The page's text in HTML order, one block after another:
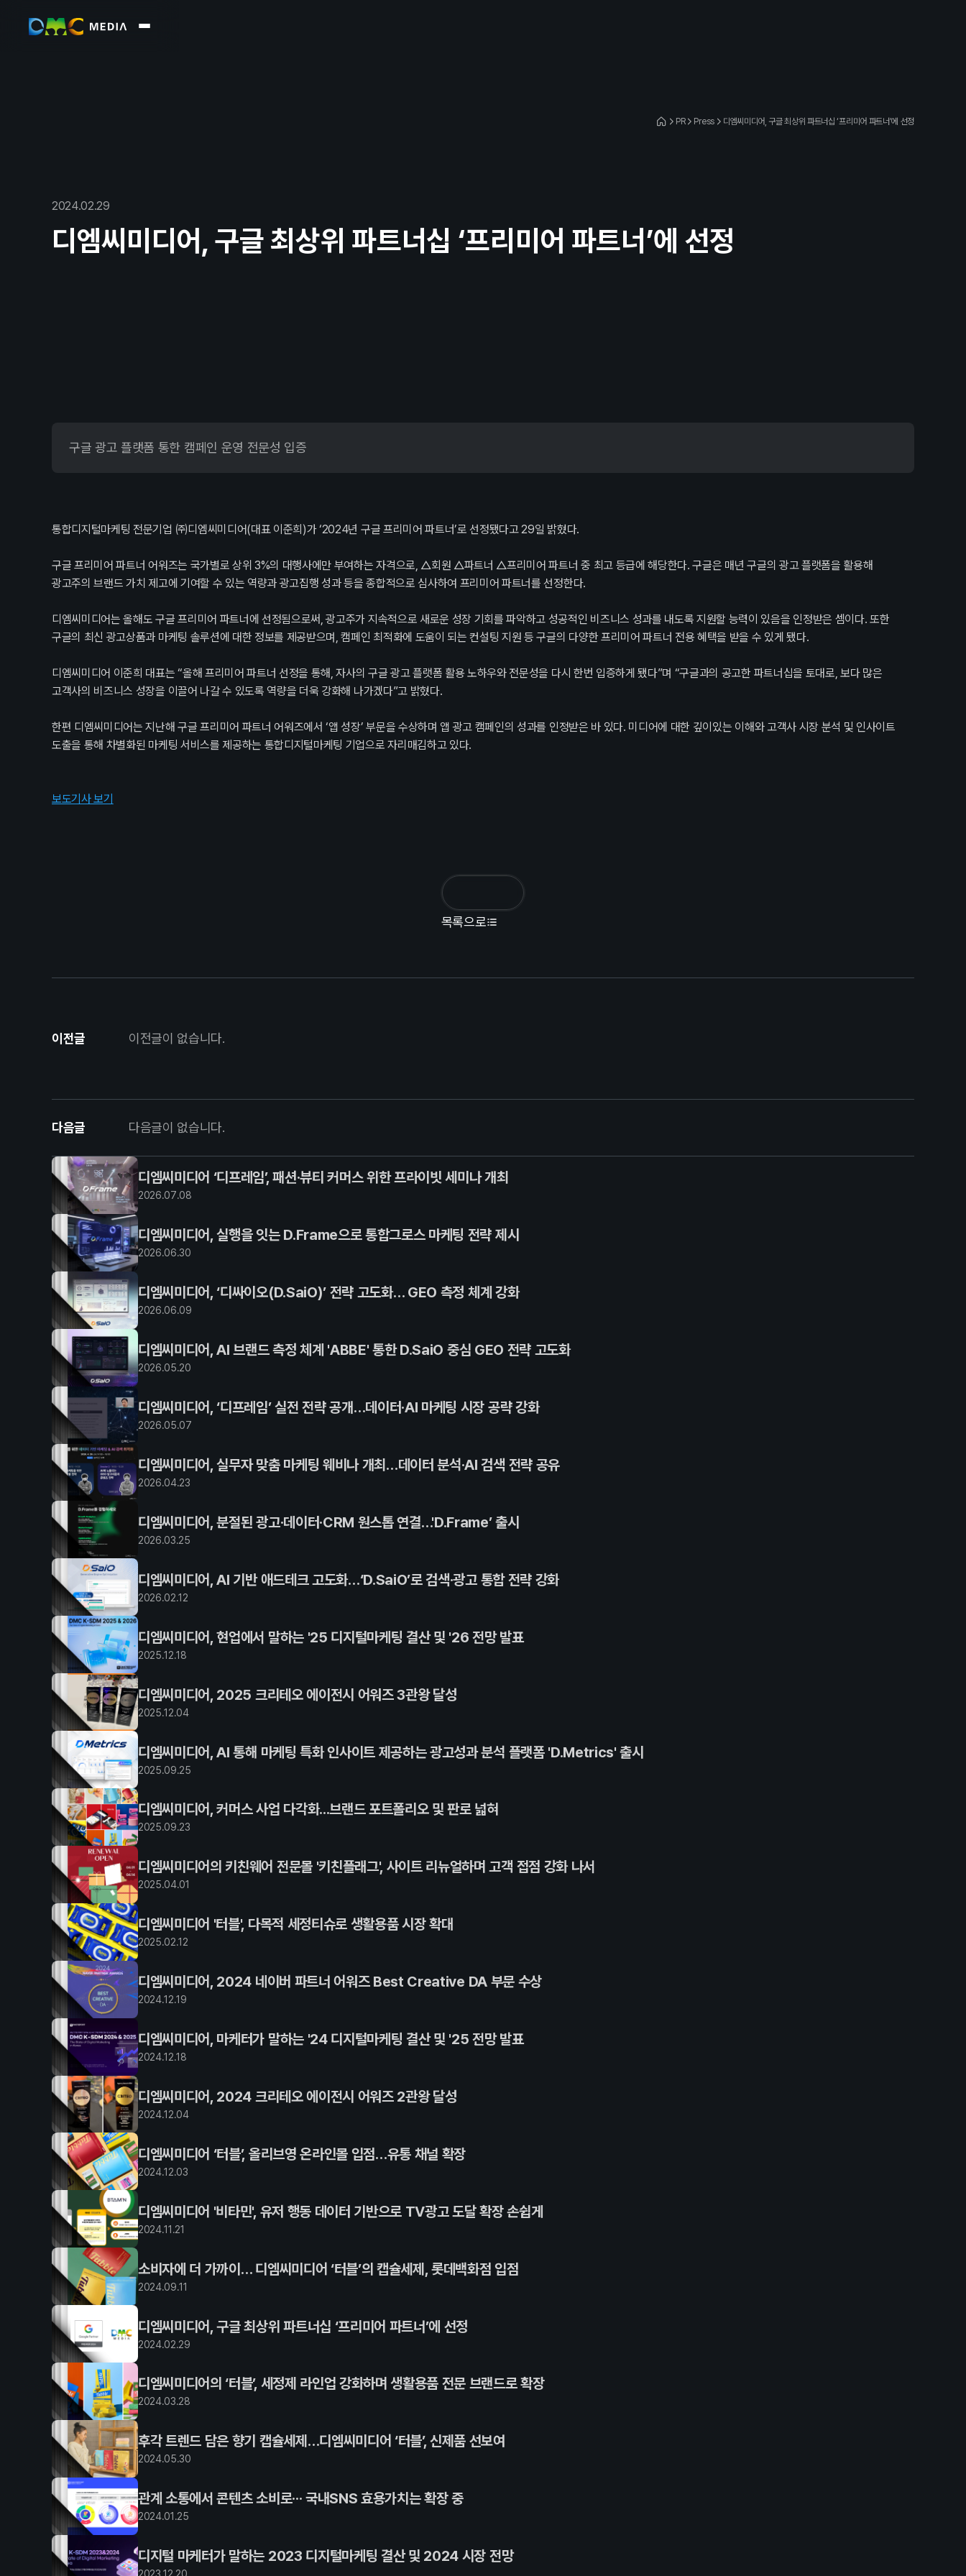
Business Marketing Data Commerce Platform / Solution
Contact 문의하기
PR Press 디엠씨미디어, 구글 최상위 파트너십 ‘프리미어 파트너’에 선정
2024.02.29
디엠씨미디어, 구글 최상위 파트너십 ‘프리미어 파트너’에 선정
구글 광고 플랫폼 통한 캠페인 운영 전문성 입증
통합디지털마케팅 전문기업 ㈜디엠씨미디어(대표 이준희)가 ‘2024년 구글 프리미어 파트너’로 선정됐다고 29일 밝혔다.
구글 프리미어 파트너 어워즈는 국가별로 상위 3%의 대행사에만 부여하는 자격으로, △회원 △파트너 △프리미어 파트너 중 최고 등급에 해당한다. 구글은 매년 구글의 광고 플랫폼을 활용해
광고주의 브랜드 가치 제고에 기여할 수 있는 역량과 광고집행 성과 등을 종합적으로 심사하여 프리미어 파트너를 선정한다.
디엠씨미디어는 올해도 구글 프리미어 파트너에 선정됨으로써, 광고주가 지속적으로 새로운 성장 기회를 파악하고 성공적인 비즈니스 성과를 내도록 지원할 능력이 있음을 인정받은 셈이다. 또한
구글의 최신 광고상품과 마케팅 솔루션에 대한 정보를 제공받으며, 캠페인 최적화에 도움이 되는 컨설팅 지원 등 구글의 다양한 프리미어 파트너 전용 혜택을 받을 수 있게 됐다.
디엠씨미디어 이준희 대표는 “올해 프리미어 파트너 선정을 통해, 자사의 구글 광고 플랫폼 활용 노하우와 전문성을 다시 한번 입증하게 됐다”며 “구글과의 공고한 파트너십을 토대로, 보다 많은
고객사의 비즈니스 성장을 이끌어 나갈 수 있도록 역량을 더욱 강화해 나가겠다”고 밝혔다.
한편 디엠씨미디어는 지난해 구글 프리미어 파트너 어워즈에서 ‘앱 성장’ 부문을 수상하며 앱 광고 캠페인의 성과를 인정받은 바 있다. 미디어에 대한 깊이있는 이해와 고객사 시장 분석 및 인사이트
도출을 통해 차별화된 마케팅 서비스를 제공하는 통합디지털마케팅 기업으로 자리매김하고 있다.
보도기사 보기
목록으로
이전글 이전글이 없습니다.
다음글 다음글이 없습니다.
디엠씨미디어 ‘디프레임’, 패션·뷰티 커머스 위한 프라이빗 세미나 개최
2026.07.08
디엠씨미디어, 실행을 잇는 D.Frame으로 통합그로스 마케팅 전략 제시
2026.06.30
디엠씨미디어, ‘디싸이오(D.SaiO)’ 전략 고도화… GEO 측정 체계 강화
2026.06.09
디엠씨미디어, AI 브랜드 측정 체계 'ABBE' 통한 D.SaiO 중심 GEO 전략 고도화
2026.05.20
디엠씨미디어, ‘디프레임’ 실전 전략 공개…데이터·AI 마케팅 시장 공략 강화
2026.05.07
디엠씨미디어, 실무자 맞춤 마케팅 웨비나 개최…데이터 분석·AI 검색 전략 공유
2026.04.23
디엠씨미디어, 분절된 광고·데이터·CRM 원스톱 연결…'D.Frame’ 출시
2026.03.25
디엠씨미디어, AI 기반 애드테크 고도화…‘D.SaiO’로 검색·광고 통합 전략 강화
2026.02.12
디엠씨미디어, 현업에서 말하는 '25 디지털마케팅 결산 및 '26 전망 발표
2025.12.18
디엠씨미디어, 2025 크리테오 에이전시 어워즈 3관왕 달성
2025.12.04
디엠씨미디어, AI 통해 마케팅 특화 인사이트 제공하는 광고성과 분석 플랫폼 'D.Metrics' 출시
2025.09.25
디엠씨미디어, 커머스 사업 다각화...브랜드 포트폴리오 및 판로 넓혀
2025.09.23
디엠씨미디어의 키친웨어 전문몰 '키친플래그', 사이트 리뉴얼하며 고객 접점 강화 나서
2025.04.01
디엠씨미디어 '터블', 다목적 세정티슈로 생활용품 시장 확대
2025.02.12
디엠씨미디어, 2024 네이버 파트너 어워즈 Best Creative DA 부문 수상
2024.12.19
디엠씨미디어, 마케터가 말하는 '24 디지털마케팅 결산 및 '25 전망 발표
2024.12.18
디엠씨미디어, 2024 크리테오 에이전시 어워즈 2관왕 달성
2024.12.04
디엠씨미디어 ‘터블’, 올리브영 온라인몰 입점…유통 채널 확장
2024.12.03
디엠씨미디어 '비타민', 유저 행동 데이터 기반으로 TV광고 도달 확장 손쉽게
2024.11 .21
소비자에 더 가까이… 디엠씨미디어 ‘터블’의 캡슐세제, 롯데백화점 입점
2024.09.11
디엠씨미디어, 구글 최상위 파트너십 ‘프리미어 파트너’에 선정
2024.02.29
디엠씨미디어의 ‘터블’, 세정제 라인업 강화하며 생활용품 전문 브랜드로 확장
2024.03.28
후각 트렌드 담은 향기 캡슐세제…디엠씨미디어 ‘터블’, 신제품 선보여
2024.05.30
관계 소통에서 콘텐츠 소비로··· 국내SNS 효용가치는 확장 중
2024.01 .25
디지털 마케터가 말하는 2023 디지털마케팅 결산 및 2024 시장 전망